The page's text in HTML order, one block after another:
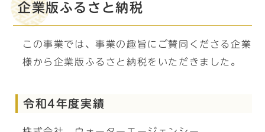
企業版ふるさと納税
この事業では、事業の趣旨にご賛同くださる企業
様から企業版ふるさと納税をいただきました。
令和4年度実績